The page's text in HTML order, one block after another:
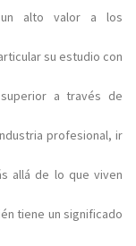
un alto valor a los
su estudio con
a través de
profesional, ir
allá de lo que viven
tiene un significado